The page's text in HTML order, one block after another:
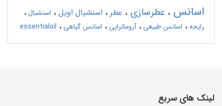
اسانس عطرسازی عطر اسنشیال اویل
اسنشیال
رایحه
اسانس طبیعی آروماتراپی اسانس گیاهی essentialoil
لینک های سریع